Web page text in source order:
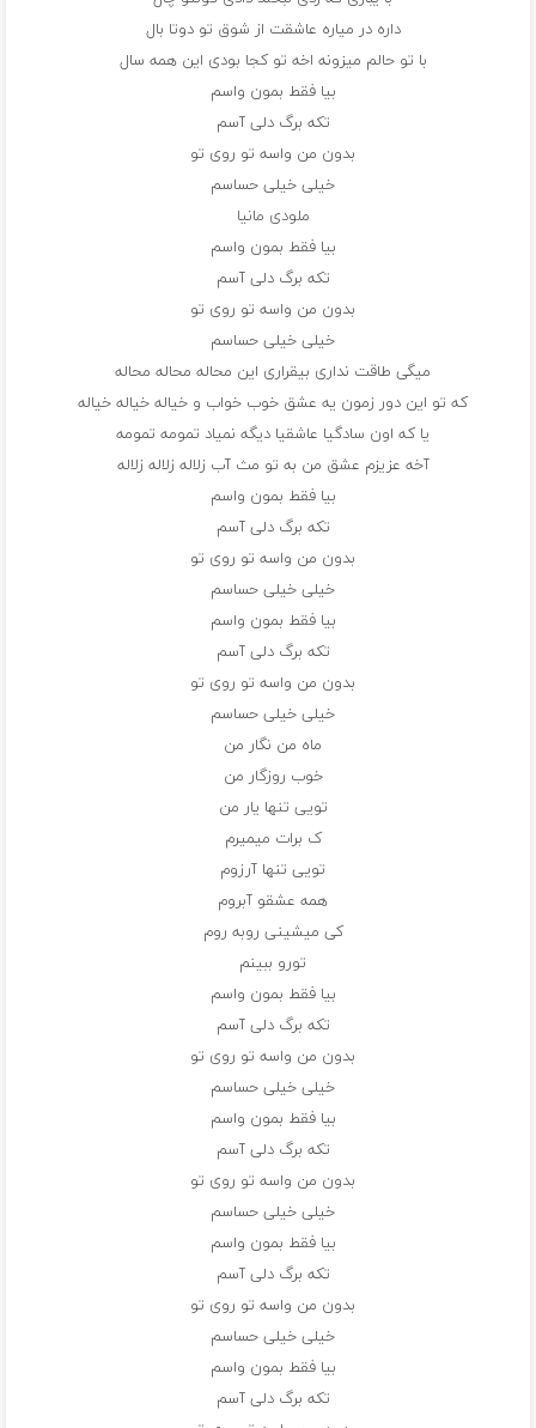
داره در میاره عاشقت از شوق تو دوتا بال
با تو حالم میزونه اخه تو کجا بودی این همه سال
بیا فقط بمون واسم
تکه برگ دلی آسم
بدون من واسه تو روی تو
خیلی خیلی حساسم
ملودی مانیا
بیا فقط بمون واسم
تکه برگ دلی آسم
بدون من واسه تو روی تو
خیلی خیلی حساسم
میگی طاقت نداری بیقراری این محاله محاله محاله
که تو این دور زمون یه عشق خوب خواب و خیاله خیاله خیاله
یا که اون سادگیا عاشقیا دیگه نمیاد تمومه تمومه
آخه عزیزم عشق من به تو مث آب زلاله زلاله زلاله
بیا فقط بمون واسم
تکه برگ دلی آسم
بدون من واسه تو روی تو
خیلی خیلی حساسم
بیا فقط بمون واسم
تکه برگ دلی آسم
بدون من واسه تو روی تو
خیلی خیلی حساسم
ماه من نگار من
خوب روزگار من
تویی تنها یار من
ک برات میمیرم
تویی تنها آرزوم
همه عشقو آبروم
کی میشینی روبه روم
تورو ببینم
بیا فقط بمون واسم
تکه برگ دلی آسم
بدون من واسه تو روی تو
خیلی خیلی حساسم
بیا فقط بمون واسم
تکه برگ دلی آسم
بدون من واسه تو روی تو
خیلی خیلی حساسم
بیا فقط بمون واسم
تکه برگ دلی آسم
بدون من واسه تو روی تو
خیلی خیلی حساسم
بیا فقط بمون واسم
تکه برگ دلی آسم